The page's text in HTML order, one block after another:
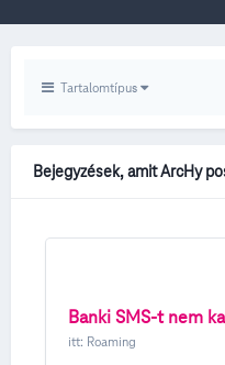
Tartalomtípus
Bejegyzések, amit ArcHy
Banki SMS-t nem
itt: Roaming